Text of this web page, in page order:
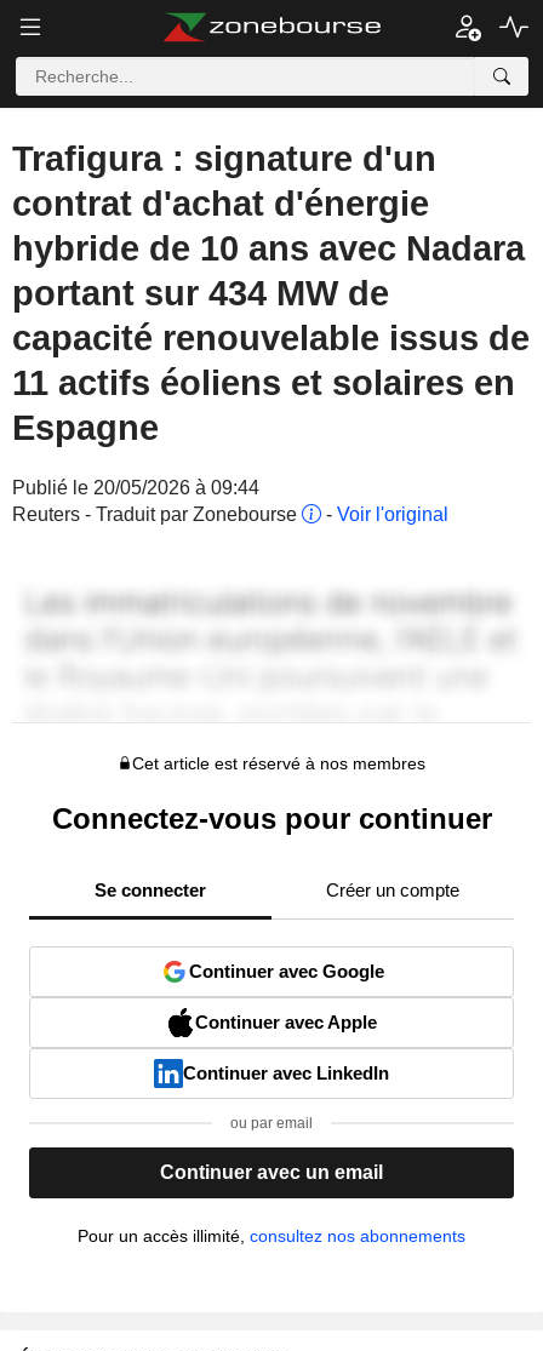
Trafigura : signature d'un
contrat d'achat d'énergie
hybride de 10 ans avec Nadara
portant sur 434 MW de
capacité renouvelable issus de
11 actifs éoliens et solaires en
Espagne
Publié le 20/05/2026 à 09:44
Reuters - Traduit par Zonebourse
- Voir l'original
Cet article est réservé à nos membres
Connectez-vous pour continuer
Se connecter Créer un compte
Continuer avec Google
Continuer avec Apple
Continuer avec LinkedIn
ou par email
Continuer avec un email
Pour un accès illimité, consultez nos abonnements